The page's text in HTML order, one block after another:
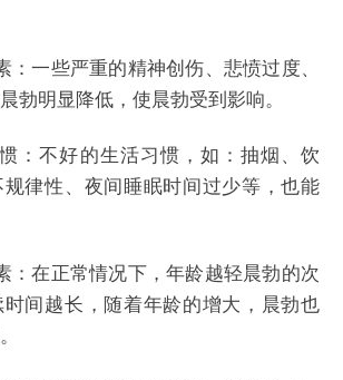
一些严重的精神创伤、悲愤过度、
勃明显降低，使晨勃受到影响。
不好的生活习惯，如：抽烟、饮
律性、夜间睡眠时间过少等，也能
在正常情况下，年龄越轻晨勃的次
间越长，随着年龄的增大，晨勃也